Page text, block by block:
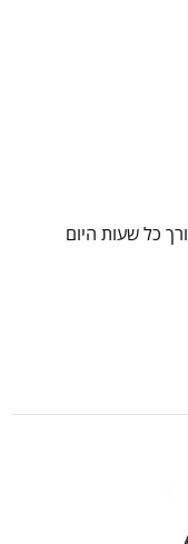
כל שעות היום